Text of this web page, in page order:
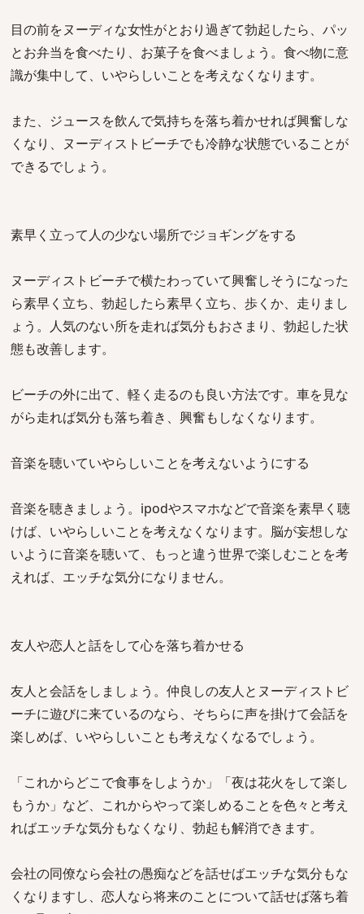
目の前をヌーディな女性がとおり過ぎて勃起したら、パッ
とお弁当を食べたり、お菓子を食べましょう。食べ物に意
識が集中して、いやらしいことを考えなくなります。
また、ジュースを飲んで気持ちを落ち着かせれば興奮しな
くなり、ヌーディストビーチでも冷静な状態でいることが
できるでしょう。
素早く立って人の少ない場所でジョギングをする
ヌーディストビーチで横たわっていて興奮しそうになった
ら素早く立ち、勃起したら素早く立ち、歩くか、走りまし
ょう。人気のない所を走れば気分もおさまり、勃起した状
態も改善します。
ビーチの外に出て、軽く走るのも良い方法です。車を見な
がら走れば気分も落ち着き、興奮もしなくなります。
音楽を聴いていやらしいことを考えないようにする
音楽を聴きましょう。ipodやスマホなどで音楽を素早く聴
けば、いやらしいことを考えなくなります。脳が妄想しな
いように音楽を聴いて、もっと違う世界で楽しむことを考
えれば、エッチな気分になりません。
友人や恋人と話をして心を落ち着かせる
友人と会話をしましょう。仲良しの友人とヌーディストビ
ーチに遊びに来ているのなら、そちらに声を掛けて会話を
楽しめば、いやらしいことも考えなくなるでしょう。
「これからどこで食事をしようか」「夜は花火をして楽し
もうか」など、これからやって楽しめることを色々と考え
ればエッチな気分もなくなり、勃起も解消できます。
会社の同僚なら会社の愚痴などを話せばエッチな気分もな
くなりますし、恋人なら将来のことについて話せば落ち着